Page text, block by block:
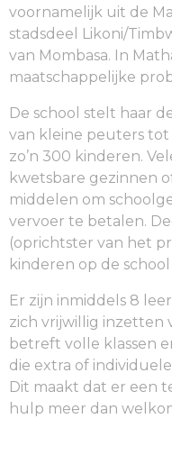
voornamelijk uit de
stadsdeel Likoni/
van Mombasa. In
maatschappelijke
De school stelt haar
van kleine peuters tot
zo’n 300 kinderen.
kwetsbare gezinnen
middelen om
vervoer te betalen.
(oprichtster van het
kinderen op de
Er zijn inmiddels 8
zich vrijwillig inzetten
betreft volle klassen
die extra of
Dit maakt dat er een
hulp meer dan